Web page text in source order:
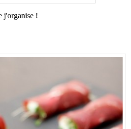
j'organise !